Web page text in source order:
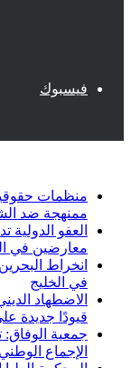
فيسبوك
منظمات
ممنهجة ضد
العفو
معارضين في
انخراط
في الخليج
الاضطهاد
قيودًا جديدة
جمعية الوفاق:
الإجماع